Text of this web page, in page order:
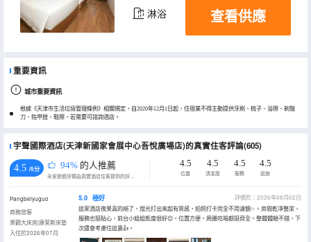
淋浴 查看供應
重要資訊
城市重要資訊
根據《天津市生活垃圾管理條例》相關規定，自2020年12月1日起，住宿業不得主動提供牙刷、梳子、浴擦、剃鬚
刀、指甲銼、鞋擦，若需要可諮詢酒店。
宇聲國際酒店(天津新國家會展中心吾悅廣場店)的真實住客評論(605)
4.5 /5分 94% 的人推薦
永安旅遊評價由真實酒店住客提供的評價。
4.5
位置
4.5
清潔度
4.5
服務
4.5
設施
Pangbeiyuguo
商務旅客
景觀大床房|康萊斯床墊
入住於2026年07月
5.0 極好
評價於：2026年08月02日
這家酒店夜景真的絕了，燈光打出來超有質感，拍照打卡完全不用濾鏡✨。房間乾淨整潔，
服務也挺貼心，前台小姐姐態度很好😊。位置方便，周邊吃喝都挺齊全。整體體驗不錯，下
次還會考慮住這裏👍。